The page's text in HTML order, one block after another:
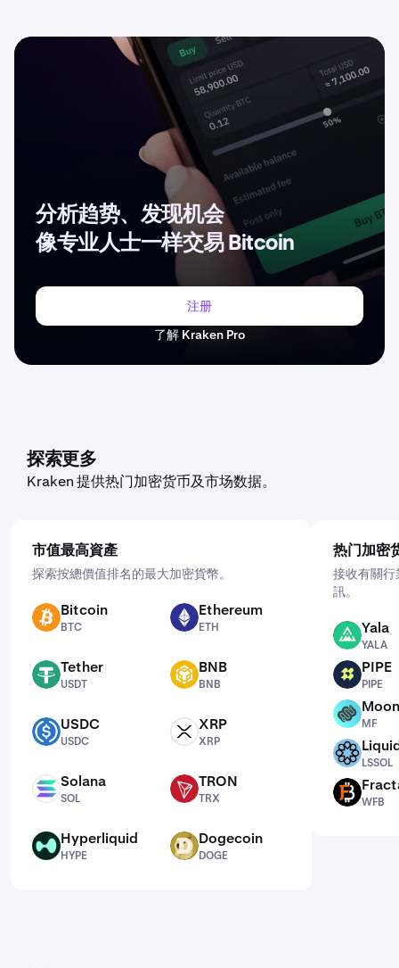
分析趋势、发现机会
像专业人士一样交易 Bitcoin
注册
了解 Kraken Pro
探索更多
Kraken 提供热门加密货币及市场数据。
市值最高資產
探索按總價值排名的最大加密貨幣。
BTC Bitcoin
BTC
ETH Ethereum
ETH
USDT Tether
USDT
BNB BNB
BNB
USDC USDC
USDC
XRP XRP
XRP
SOL Solana
SOL
TRX TRON
TRX
HYPE Hyperliquid
HYPE
DOGE Dogecoin
DOGE
热门加密
接收有關
訊。
YALA Yala
YALA
PIPE PIPE
PIPE
MF
MF
LSSOL
LSSOL
WFB
WFB